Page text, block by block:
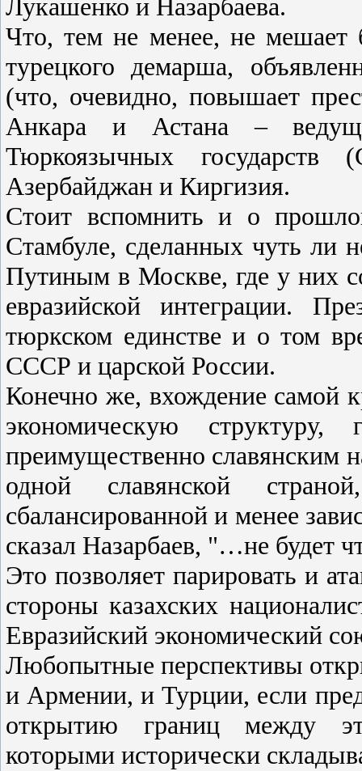
Лукашенко и Назарбаева.
Что, тем не менее, не мешает
турецкого демарша,
(что, очевидно, повышает
Анкара и Астана –
Тюркоязычных
Азербайджан и Киргизия.
Стоит вспомнить и о
Стамбуле, сделанных чуть ли
Путиным в Москве, где у них
евразийской интеграции.
тюркском единстве и о том
СССР и царской России.
Конечно же, вхождение самой
экономическую
преимущественно славянским
одной славянской
сбалансированной и менее
сказал Назарбаев, "…не будет
Это позволяет парировать и
стороны казахских
Евразийский экономический
Любопытные перспективы
и Армении, и Турции, если
открытию границ между
которыми исторически